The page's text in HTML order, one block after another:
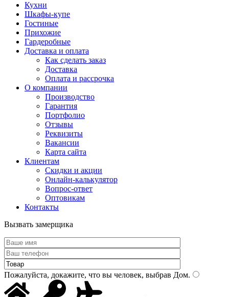
Кухни
Шкафы-купе
Гостиные
Прихожие
Гардеробные
Доставка и оплата
Как сделать заказ
Доставка
Оплата и рассрочка
О компании
Производство
Гарантия
Портфолио
Отзывы
Реквизиты
Вакансии
Карта сайта
Клиентам
Скидки и акции
Онлайн-калькулятор
Вопрос-ответ
Оптовикам
Контакты
Вызвать замерщика
Пожалуйста, докажите, что вы человек, выбрав Дом.